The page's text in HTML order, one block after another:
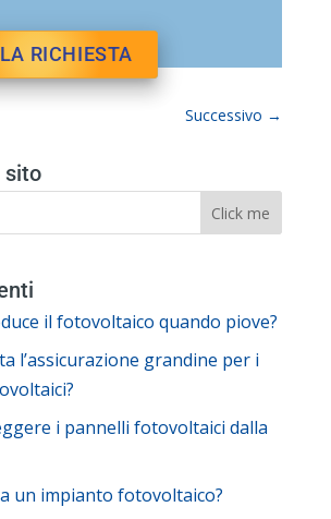
Successivo →
sito
il fotovoltaico quando piove?
l’assicurazione grandine per i
i pannelli fotovoltaici dalla
un impianto fotovoltaico?